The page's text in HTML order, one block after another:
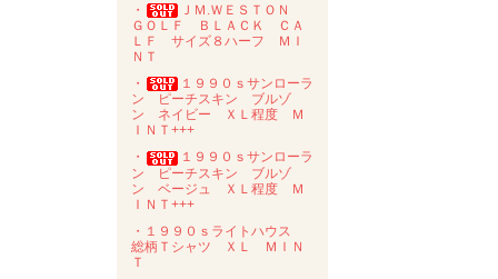
・
ＪＭ.ＷＥＳＴＯＮ
ＧＯＬＦ ＢＬＡＣＫ ＣＡ
ＬＦ サイズ８ハーフ ＭＩ
ＮＴ
・
１９９０ｓサンローラ
ン ピーチスキン ブルゾ
ン ネイビー ＸＬ程度 Ｍ
ＩＮＴ+++
・
１９９０ｓサンローラ
ン ピーチスキン ブルゾ
ン ベージュ ＸＬ程度 Ｍ
ＩＮＴ+++
・１９９０ｓライトハウス
総柄Ｔシャツ ＸＬ ＭＩＮ
Ｔ